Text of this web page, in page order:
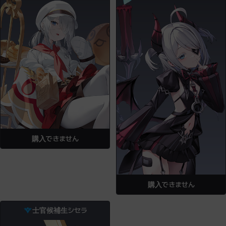
購入できません
購入できません
士官候補生シセラ